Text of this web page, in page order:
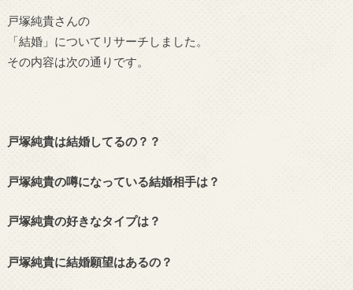
戸塚純貴さんの
「結婚」についてリサーチしました。
その内容は次の通りです。
戸塚純貴は結婚してるの？？
戸塚純貴の噂になっている結婚相手は？
戸塚純貴の好きなタイプは？
戸塚純貴に結婚願望はあるの？